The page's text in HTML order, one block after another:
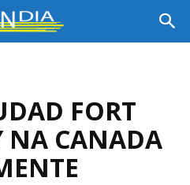
FORT
NA CANADA